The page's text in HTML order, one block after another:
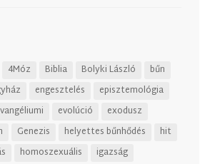
4Móz Biblia Bolyki László
bűn
engesztelés
episztemológia
evolúció
exodusz
Genezis helyettes bűnhődés
hit
homoszexuális
igazság